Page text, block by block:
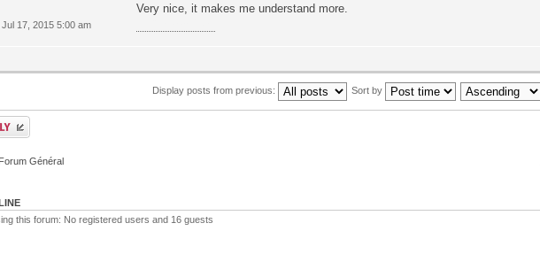
Jul 17, 2015 5:00 am
Very nice, it makes me understand more.
Display posts from previous: Sort by
Général
this forum: No registered users and 16 guests